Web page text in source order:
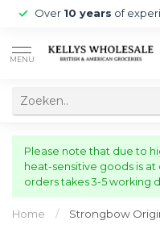
Over 10 years of
MENU
Please note that due to
heat-sensitive goods is at
orders takes 3-5 working
Home / Strongbow